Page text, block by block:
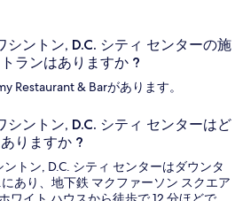
シントン, D.C. シティ センターの施
ランはありますか ?
Restaurant & Barがあります。
シントン, D.C. シティ センターはど
りますか ?
トン, D.C. シティ センターはダウンタ
あり、地下鉄 マクファーソン スクエア